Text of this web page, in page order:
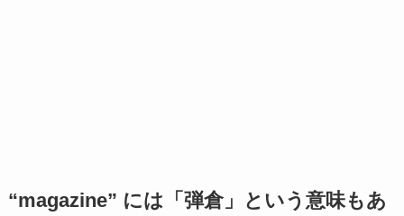
“magazine” には「弾倉」という意味もあ